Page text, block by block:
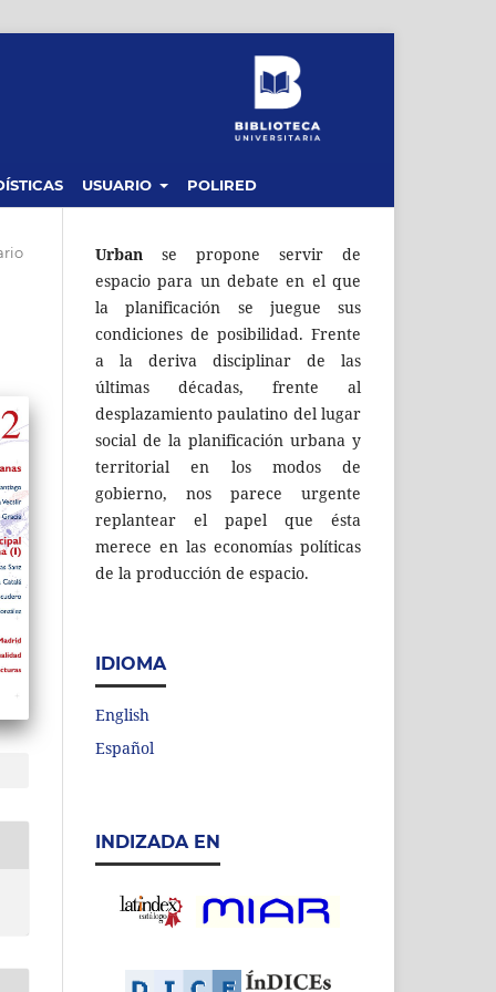
USUARIO POLIRED
Urban se propone servir de
espacio para un debate en el que
la planificación se juegue sus
condiciones de posibilidad. Frente
a la deriva disciplinar de las
últimas décadas, frente al
desplazamiento paulatino del lugar
social de la planificación urbana y
territorial en los modos de
gobierno, nos parece urgente
replantear el papel que ésta
merece en las economías políticas
de la producción de espacio.
IDIOMA
English
Español
INDIZADA EN